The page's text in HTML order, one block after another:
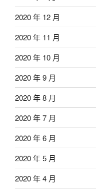
2020 年 12 月
2020 年 11 月
2020 年 10 月
2020 年 9 月
2020 年 8 月
2020 年 7 月
2020 年 6 月
2020 年 5 月
2020 年 4 月